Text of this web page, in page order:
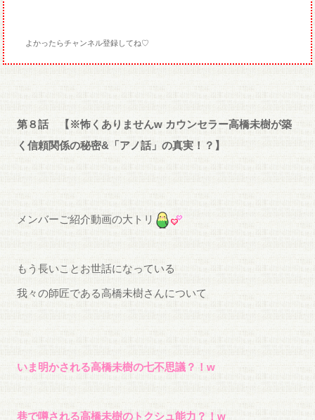
よかったらチャンネル登録してね♡
第８話 【※怖くありませんw カウンセラー高橋未樹が築
く信頼関係の秘密&「アノ話」の真実！？ 】
メンバーご紹介動画の大トリ
もう長いことお世話になっている
我々の師匠である高橋未樹さんについて
いま明かされる高橋未樹の七不思議？！w
巷で噂される高橋未樹のトクシュ能力？！w